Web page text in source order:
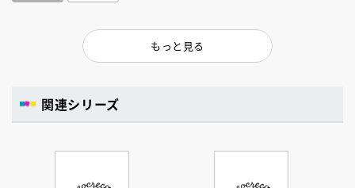
もっと見る
関連シリーズ